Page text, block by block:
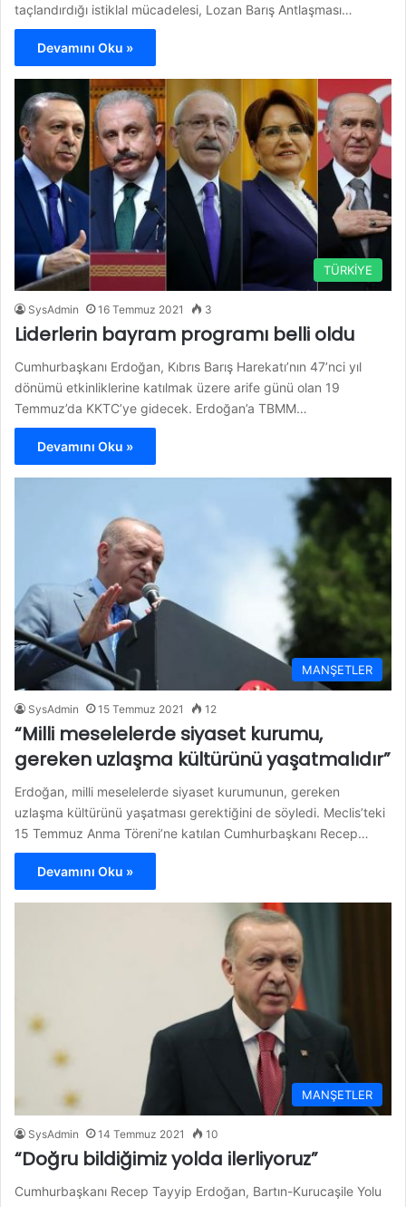
taçlandırdığı istiklal mücadelesi, Lozan Barış Antlaşması…
Devamını Oku »
TÜRKİYE
SysAdmin 16 Temmuz 2021 3
Liderlerin bayram programı belli oldu
Cumhurbaşkanı Erdoğan, Kıbrıs Barış Harekatı’nın 47’nci yıl
dönümü etkinliklerine katılmak üzere arife günü olan 19
Temmuz’da KKTC’ye gidecek. Erdoğan’a TBMM…
Devamını Oku »
MANŞETLER
SysAdmin 15 Temmuz 2021 12
“Milli meselelerde siyaset kurumu,
gereken uzlaşma kültürünü yaşatmalıdır”
Erdoğan, milli meselelerde siyaset kurumunun, gereken
uzlaşma kültürünü yaşatması gerektiğini de söyledi. Meclis’teki
15 Temmuz Anma Töreni’ne katılan Cumhurbaşkanı Recep…
Devamını Oku »
MANŞETLER
SysAdmin 14 Temmuz 2021 10
“Doğru bildiğimiz yolda ilerliyoruz”
Cumhurbaşkanı Recep Tayyip Erdoğan, Bartın-Kurucaşile Yolu